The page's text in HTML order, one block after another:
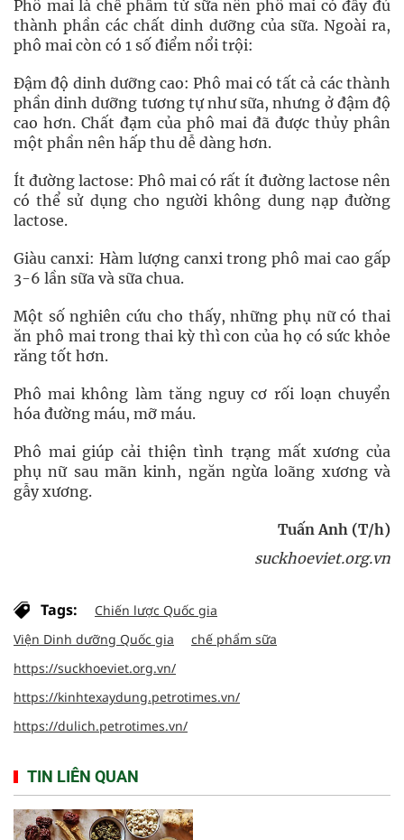
Phô mai là chế phẩm từ sữa nên phô mai có đầy đủ
thành phần các chất dinh dưỡng của sữa. Ngoài ra,
phô mai còn có 1 số điểm nổi trội:
Đậm độ dinh dưỡng cao: Phô mai có tất cả các thành
phần dinh dưỡng tương tự như sữa, nhưng ở đậm độ
cao hơn. Chất đạm của phô mai đã được thủy phân
một phần nên hấp thu dễ dàng hơn.
Ít đường lactose: Phô mai có rất ít đường lactose nên
có thể sử dụng cho người không dung nạp đường
lactose.
Giàu canxi: Hàm lượng canxi trong phô mai cao gấp
3-6 lần sữa và sữa chua.
Một số nghiên cứu cho thấy, những phụ nữ có thai
ăn phô mai trong thai kỳ thì con của họ có sức khỏe
răng tốt hơn.
Phô mai không làm tăng nguy cơ rối loạn chuyển
hóa đường máu, mỡ máu.
Phô mai giúp cải thiện tình trạng mất xương của
phụ nữ sau mãn kinh, ngăn ngừa loãng xương và
gẫy xương.
Tuấn Anh (T/h)
suckhoeviet.org.vn
Tags:
Chiến lược Quốc gia
Viện Dinh dưỡng Quốc gia
chế phẩm sữa
https://suckhoeviet.org.vn/
https://kinhtexaydung.petrotimes.vn/
https://dulich.petrotimes.vn/
TIN LIÊN QUAN